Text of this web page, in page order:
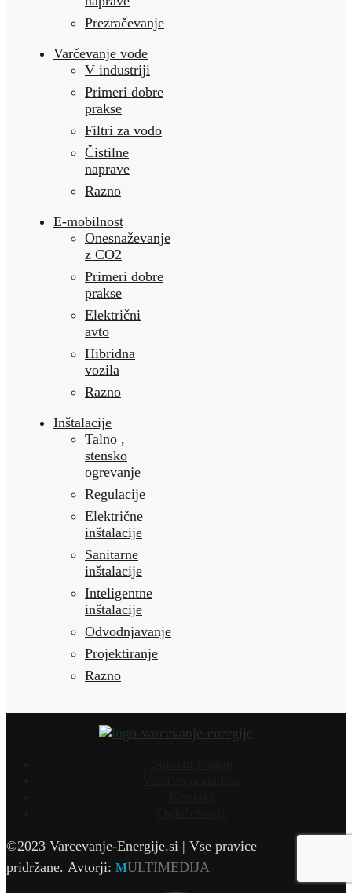
Prezračevanje
Varčevanje vode
V industriji
Primeri dobre
prakse
Filtri za vodo
Čistilne
naprave
Razno
E-mobilnost
Onesnaževanje
z CO2
Primeri dobre
prakse
Električni
avto
Hibridna
vozila
Razno
Inštalacije
Talno ,
stensko
ogrevanje
Regulacije
Električne
inštalacije
Sanitarne
inštalacije
Inteligentne
inštalacije
Odvodnjavanje
Projektiranje
Razno
©2023 Varcevanje-Energije.si | Vse pravice
pridržane. Avtorji: MULTIMEDIJA